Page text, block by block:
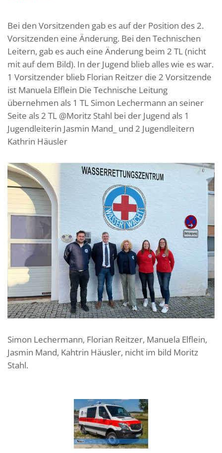
Bei den Vorsitzenden gab es auf der Position des 2.
Vorsitzenden eine Änderung. Bei den Technischen
Leitern, gab es auch eine Änderung beim 2 TL (nicht
mit auf dem Bild). In der Jugend blieb alles wie es war.
1 Vorsitzender blieb Florian Reitzer die 2 Vorsitzende
ist Manuela Elflein Die Technische Leitung
übernehmen als 1 TL Simon Lechermann an seiner
Seite als 2 TL @Moritz Stahl bei der Jugend als 1
Jugendleiterin Jasmin Mand_ und 2 Jugendleitern
Kathrin Häusler
Simon Lechermann, Florian Reitzer, Manuela Elflein,
Jasmin Mand, Kahtrin Häusler, nicht im bild Moritz
Stahl.